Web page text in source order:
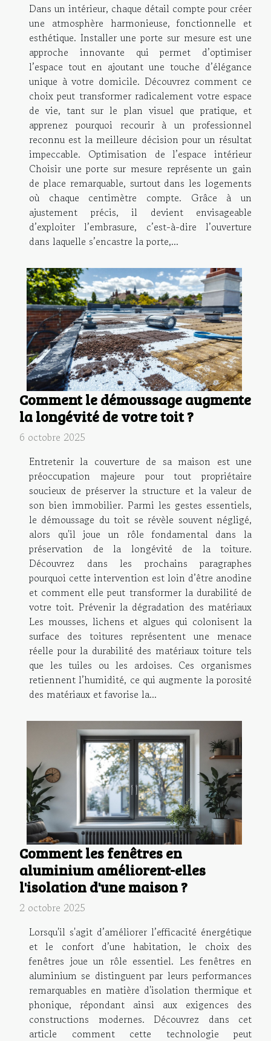
Dans un intérieur, chaque détail compte pour créer
une atmosphère harmonieuse, fonctionnelle et
esthétique. Installer une porte sur mesure est une
approche innovante qui permet d’optimiser
l’espace tout en ajoutant une touche d’élégance
unique à votre domicile. Découvrez comment ce
choix peut transformer radicalement votre espace
de vie, tant sur le plan visuel que pratique, et
apprenez pourquoi recourir à un professionnel
reconnu est la meilleure décision pour un résultat
impeccable. Optimisation de l’espace intérieur
Choisir une porte sur mesure représente un gain
de place remarquable, surtout dans les logements
où chaque centimètre compte. Grâce à un
ajustement précis, il devient envisageable
d’exploiter l’embrasure, c’est-à-dire l’ouverture
dans laquelle s’encastre la porte,...
Comment le démoussage augmente
la longévité de votre toit ?
6 octobre 2025
Entretenir la couverture de sa maison est une
préoccupation majeure pour tout propriétaire
soucieux de préserver la structure et la valeur de
son bien immobilier. Parmi les gestes essentiels,
le démoussage du toit se révèle souvent négligé,
alors qu'il joue un rôle fondamental dans la
préservation de la longévité de la toiture.
Découvrez dans les prochains paragraphes
pourquoi cette intervention est loin d’être anodine
et comment elle peut transformer la durabilité de
votre toit. Prévenir la dégradation des matériaux
Les mousses, lichens et algues qui colonisent la
surface des toitures représentent une menace
réelle pour la durabilité des matériaux toiture tels
que les tuiles ou les ardoises. Ces organismes
retiennent l’humidité, ce qui augmente la porosité
des matériaux et favorise la...
Comment les fenêtres en
aluminium améliorent-elles
l'isolation d'une maison ?
2 octobre 2025
Lorsqu'il s'agit d’améliorer l’efficacité énergétique
et le confort d’une habitation, le choix des
fenêtres joue un rôle essentiel. Les fenêtres en
aluminium se distinguent par leurs performances
remarquables en matière d'isolation thermique et
phonique, répondant ainsi aux exigences des
constructions modernes. Découvrez dans cet
article comment cette technologie peut